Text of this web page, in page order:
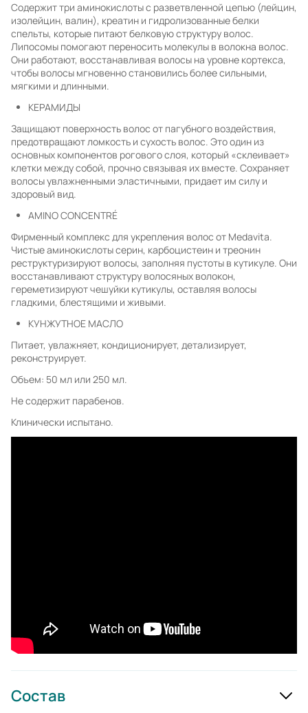
Содержит три аминокислоты с разветвленной цепью (лейцин,
изолейцин, валин), креатин и гидролизованные белки
спельты, которые питают белковую структуру волос.
Липосомы помогают переносить молекулы в волокна волос.
Они работают, восстанавливая волосы на уровне кортекса,
чтобы волосы мгновенно становились более сильными,
мягкими и длинными.
КЕРАМИДЫ
Защищают поверхность волос от пагубного воздействия,
предотвращают ломкость и сухость волос. Это один из
основных компонентов рогового слоя, который «склеивает»
клетки между собой, прочно связывая их вместе. Сохраняет
волосы увлажненными эластичными, придает им силу и
здоровый вид.
AMINO CONCENTRÉ
Фирменный комплекс для укрепления волос от Medavita.
Чистые аминокислоты серин, карбоцистеин и треонин
реструктуризируют волосы, заполняя пустоты в кутикуле. Они
восстанавливают структуру волосяных волокон,
гереметизируют чешуйки кутикулы, оставляя волосы
гладкими, блестящими и живыми.
КУНЖУТНОЕ МАСЛО
Питает, увлажняет, кондиционирует, детализирует,
реконструирует.
Объем: 50 мл или 250 мл.
Не содержит парабенов.
Клинически испытано.
Состав